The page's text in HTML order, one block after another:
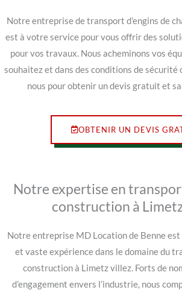
Notre entreprise de transport d’engins de
est à votre service pour vous offrir des
pour vos travaux. Nous acheminons vos
souhaitez et dans des conditions de sécurité
nous pour obtenir un devis gratuit et
OBTENIR UN DEVIS
Notre expertise en
construction à
Notre entreprise MD Location de Benne
et vaste expérience dans le domaine du
construction à Limetz villez. Forts de
d’engagement envers l’industrie, nous